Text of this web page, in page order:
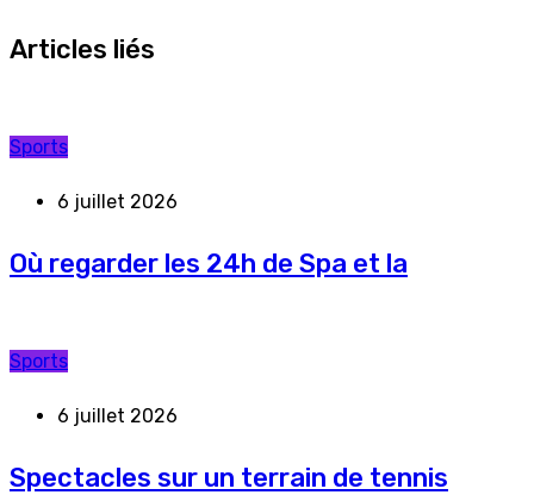
Articles liés
Sports
6 juillet 2026
Où regarder les 24h de Spa et la
Sports
6 juillet 2026
Spectacles sur un terrain de tennis